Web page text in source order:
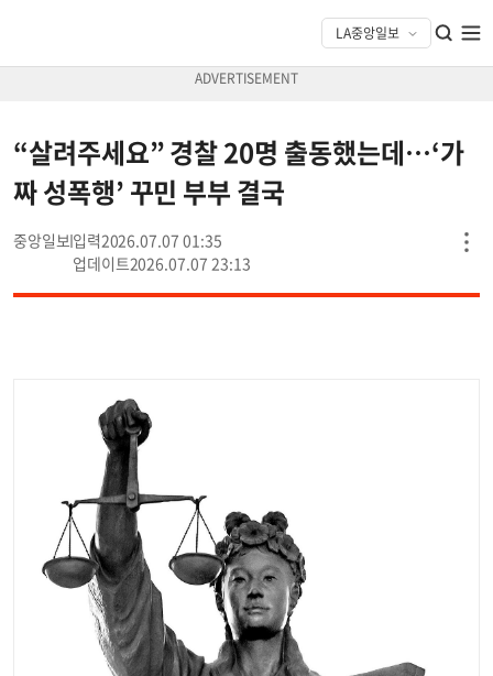
“살려주세요” 경찰 20명 출동했는데…‘가
짜 성폭행’ 꾸민 부부 결국
중앙일보
2026.07.07 01:35
2026.07.07 23:13